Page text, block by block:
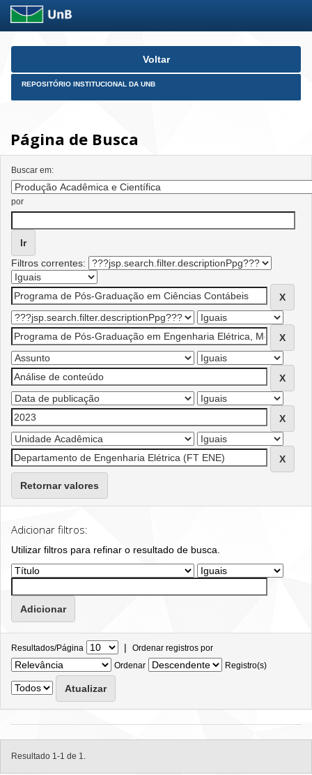
Skip
Voltar
REPOSITÓRIO INSTITUCIONAL DA UNB
Página de Busca
Buscar em:
por
Filtros correntes:
Retornar valores
Adicionar filtros:
Utilizar filtros para refinar o resultado de busca.
Resultados/Página | Ordenar registros por
Ordenar
Registro(s)
Resultado 1-1 de 1.